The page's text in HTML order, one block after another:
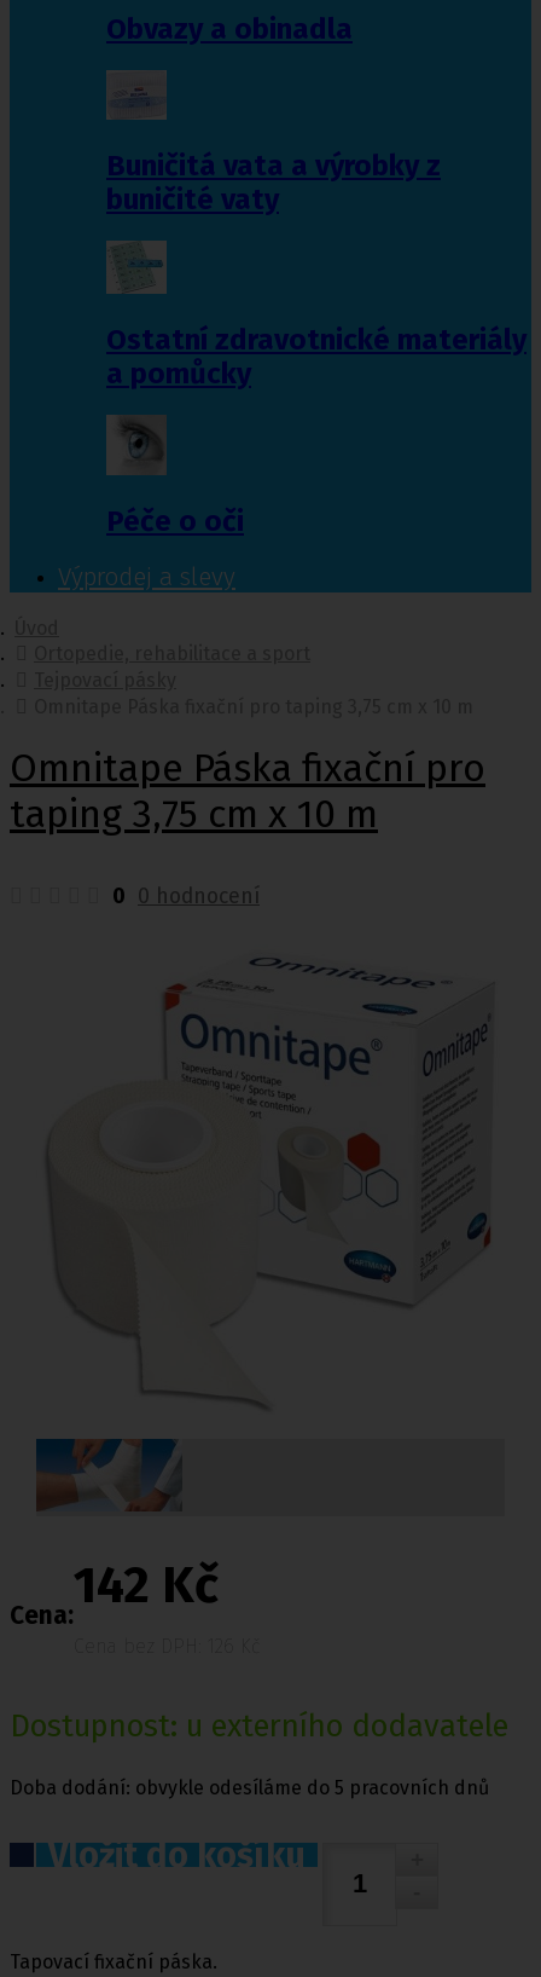
Obvazy a obinadla
Buničitá vata a výrobky z
buničité vaty
Ostatní zdravotnické materiály
a pomůcky
Péče o oči
Výprodej a slevy
Omnitape Páska fixační pro
taping 3,75 cm x 10 m
0 0 hodnocení
Cena:
142 Kč
Dostupnost: u externího dodavatele
Doba dodání: obvykle odesíláme do 5 pracovních dnů
Vložit do košíku
Tapovací fixační páska.